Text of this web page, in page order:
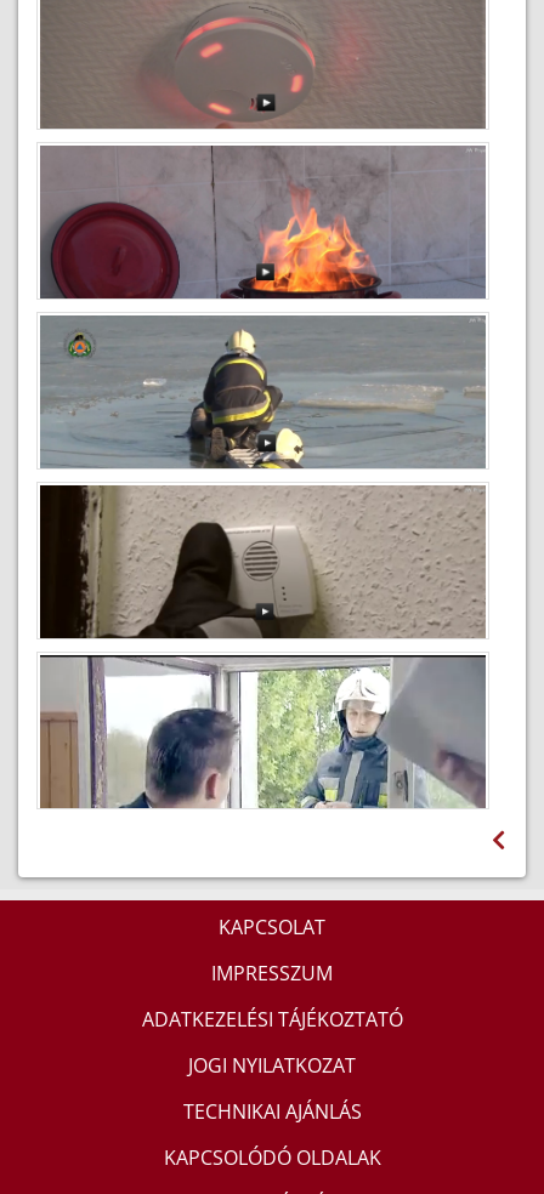
2018-04-26
Füstjelzők használata
2018-04-26
Konyhatüzek megelőzése
2018-04-26
Jégen tartózkodás veszélyei
2015-10-27
A szén-monoxid ölhet - előzzük meg a
mérgezéseket
2015-02-18
2012-09-27
KAPCSOLAT
IMPRESSZUM
ADATKEZELÉSI TÁJÉKOZTATÓ
JOGI NYILATKOZAT
TECHNIKAI AJÁNLÁS
KAPCSOLÓDÓ OLDALAK